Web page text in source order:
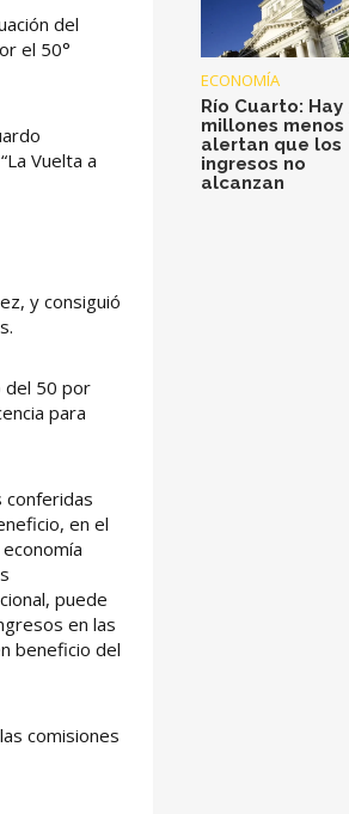
del
el 50°
Vuelta a
y consiguió
del 50 por
para
conferidas
en el
puede
en las
beneficio del
comisiones
ECONOMÍA
Río Cuarto: Hay
millones menos
alertan que los
ingresos no
alcanzan